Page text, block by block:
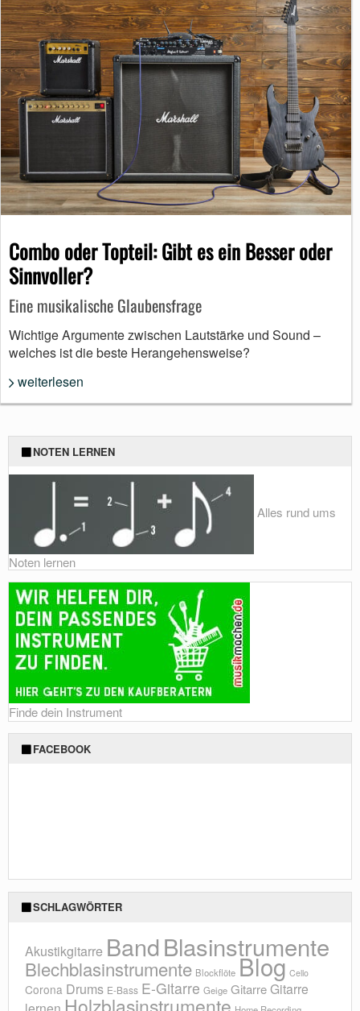
Combo oder Topteil: Gibt es ein Besser oder
Sinnvoller?
Eine musikalische Glaubensfrage
Wichtige Argumente zwischen Lautstärke und Sound –
welches ist die beste Herangehensweise?
weiterlesen
NOTEN LERNEN
Alles rund ums
Noten lernen
Finde dein Instrument
FACEBOOK
SCHLAGWÖRTER
Akustikgitarre BandBlasinstrumente
Blechblasinstrumente Blockflöte Blog Cello
Corona Drums E-Bass E-Gitarre Geige GitarreGitarre